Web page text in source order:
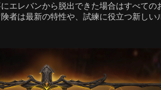
エレバンから脱出できた場合はすべての
者は最新の特性や、試練に役立つ新しい